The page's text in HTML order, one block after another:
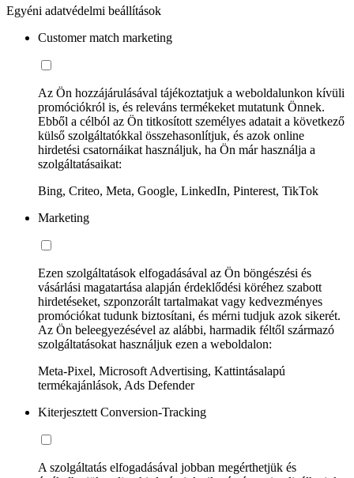
Egyéni adatvédelmi beállítások
Customer match marketing
Az Ön hozzájárulásával tájékoztatjuk a weboldalunkon kívüli
promóciókról is, és releváns termékeket mutatunk Önnek.
Ebből a célból az Ön titkosított személyes adatait a következő
külső szolgáltatókkal összehasonlítjuk, és azok online
hirdetési csatornáikat használjuk, ha Ön már használja a
szolgáltatásaikat:
Bing, Criteo, Meta, Google, LinkedIn, Pinterest, TikTok
Marketing
Ezen szolgáltatások elfogadásával az Ön böngészési és
vásárlási magatartása alapján érdeklődési köréhez szabott
hirdetéseket, szponzorált tartalmakat vagy kedvezményes
promóciókat tudunk biztosítani, és mérni tudjuk azok sikerét.
Az Ön beleegyezésével az alábbi, harmadik féltől származó
szolgáltatásokat használjuk ezen a weboldalon:
Meta-Pixel, Microsoft Advertising, Kattintásalapú
termékajánlások, Ads Defender
Kiterjesztett Conversion-Tracking
A szolgáltatás elfogadásával jobban megérthetjük és